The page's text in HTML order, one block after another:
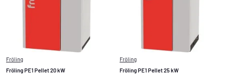
Fröling
Fröling PE1 Pellet 20 kW
Fröling
Fröling PE1 Pellet 25 kW